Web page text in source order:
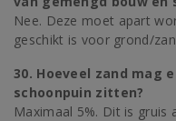
Nee. Deze moet apart
geschikt is voor grond/
30. Hoeveel zand mag
schoonpuin zitten?
Maximaal 5%. Dit is gruis